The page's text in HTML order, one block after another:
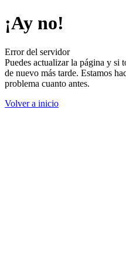
¡Ay no!
Error del servidor
Puedes actualizar la página y si
de nuevo más tarde. Estamos
problema cuanto antes.
Volver a inicio